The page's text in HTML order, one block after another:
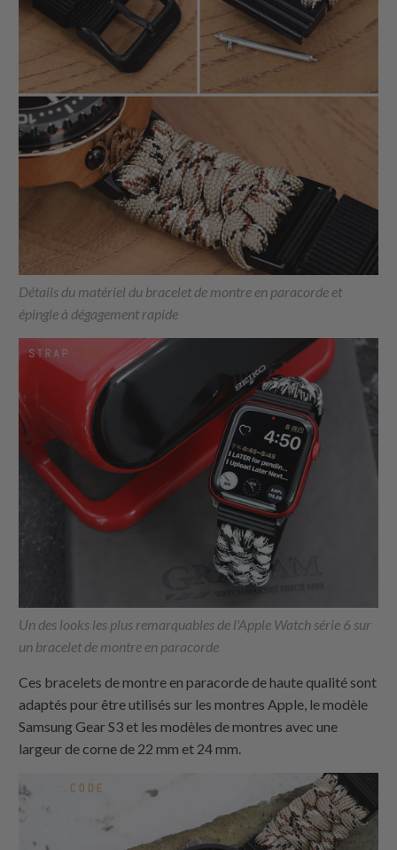
Détails du matériel du bracelet de montre en paracorde et
épingle à dégagement rapide
Un des looks les plus remarquables de l'Apple Watch série 6 sur
un bracelet de montre en paracorde
Ces bracelets de montre en paracorde de haute qualité sont
adaptés pour être utilisés sur les montres Apple, le modèle
Samsung Gear S3 et les modèles de montres avec une
largeur de corne de 22 mm et 24 mm.